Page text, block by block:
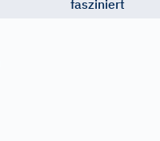
fasziniert